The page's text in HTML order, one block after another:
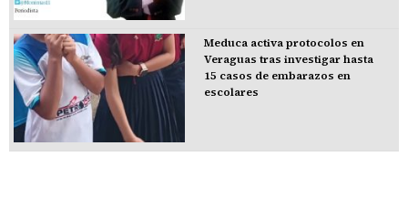
Meduca activa protocolos en
Veraguas tras investigar hasta
15 casos de embarazos en
escolares